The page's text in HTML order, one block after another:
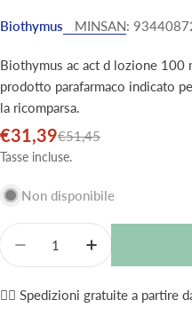
Biothymus MINSAN:
Biothymus ac act d lozione 100
prodotto parafarmaco indicato
la ricomparsa.
Prezzo
di
€31,39
Prezzo
normale
€51,45
Tasse incluse.
Non disponibile
Quantità
Diminuisci LaAumenta La
✌🏼 Spedizioni gratuite a partire